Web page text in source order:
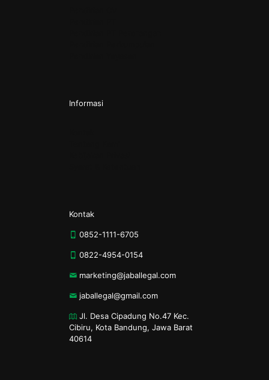
Informasi
Kontak
0852-1111-6705
0822-4954-0154
marketing@jaballegal.com
jaballegal@gmail.com
Jl. Desa Cipadung No.47 Kec.
Cibiru, Kota Bandung, Jawa Barat
40614